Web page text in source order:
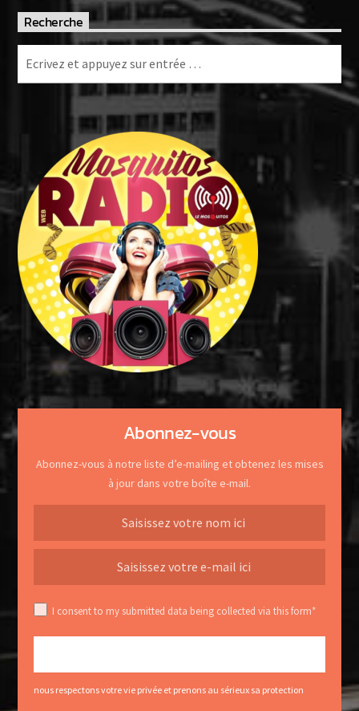
Recherche
Abonnez-vous
Abonnez-vous à notre liste d’e-mailing et obtenez les mises
à jour dans votre boîte e-mail.
I consent to my submitted data being collected via this form*
nous respectons votre vie privée et prenons au sérieux sa protection